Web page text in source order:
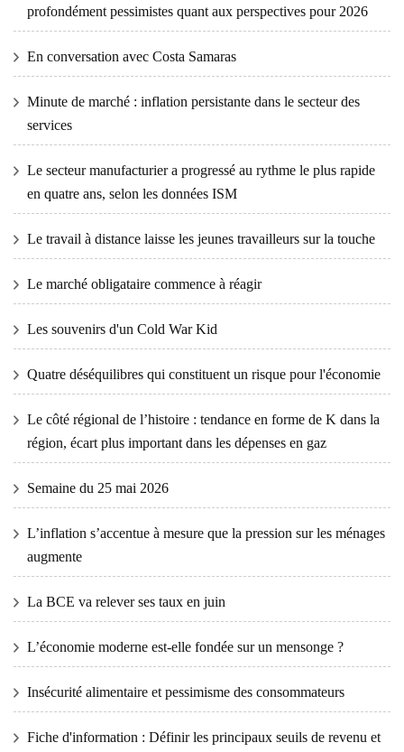
profondément pessimistes quant aux perspectives pour 2026
En conversation avec Costa Samaras
Minute de marché : inflation persistante dans le secteur des
services
Le secteur manufacturier a progressé au rythme le plus rapide
en quatre ans, selon les données ISM
Le travail à distance laisse les jeunes travailleurs sur la touche
Le marché obligataire commence à réagir
Les souvenirs d'un Cold War Kid
Quatre déséquilibres qui constituent un risque pour l'économie
Le côté régional de l’histoire : tendance en forme de K dans la
région, écart plus important dans les dépenses en gaz
Semaine du 25 mai 2026
L’inflation s’accentue à mesure que la pression sur les ménages
augmente
La BCE va relever ses taux en juin
L’économie moderne est-elle fondée sur un mensonge ?
Insécurité alimentaire et pessimisme des consommateurs
Fiche d'information : Définir les principaux seuils de revenu et